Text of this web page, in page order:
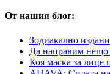
От нашия блог:
Зодиакално
Да направим нещо
Коя маска за лице